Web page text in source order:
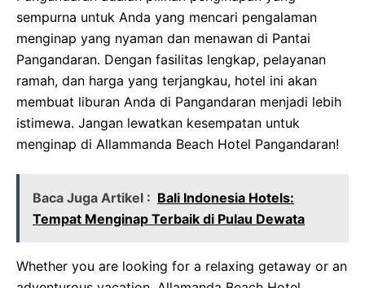
sempurna untuk Anda yang mencari pengalaman
menginap yang nyaman dan menawan di Pantai
Pangandaran. Dengan fasilitas lengkap, pelayanan
ramah, dan harga yang terjangkau, hotel ini akan
membuat liburan Anda di Pangandaran menjadi lebih
istimewa. Jangan lewatkan kesempatan untuk
menginap di Allammanda Beach Hotel Pangandaran!
Baca Juga Artikel : Bali Indonesia Hotels:
Tempat Menginap Terbaik di Pulau Dewata
Whether you are looking for a relaxing getaway or an